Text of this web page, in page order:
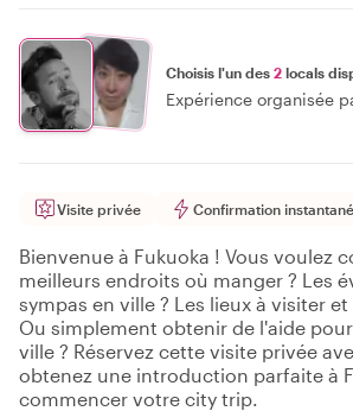
Choisis l'un des 2 locals
Expérience organisée
Visite privée Confirmation
Bienvenue à Fukuoka ! Vous voulez
meilleurs endroits où manger ? Les
sympas en ville ? Les lieux à visiter
Ou simplement obtenir de l'aide
ville ? Réservez cette visite privée
obtenez une introduction parfaite à
commencer votre city trip.